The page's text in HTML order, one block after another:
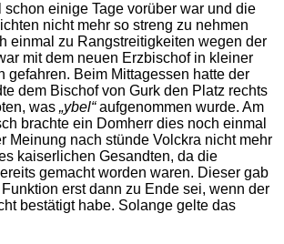
schon einige Tage vorüber war und die
nicht mehr so streng zu nehmen
einmal zu Rangstreitigkeiten wegen der
mit dem neuen Erzbischof in kleiner
gefahren. Beim Mittagessen hatte der
dem Bischof von Gurk den Platz rechts
was „ybel“aufgenommen wurde. Am
brachte ein Domherr dies noch einmal
Meinung nach stünde Volckra nicht mehr
kaiserlichen Gesandten, da die
gemacht worden waren. Dieser gab
erst dann zu Ende sei, wenn der
bestätigt habe. Solange gelte das